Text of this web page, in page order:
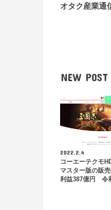
オタク産業通
NEW POST
2022.2.4
コーエーテクモ
マスター版の販
利益387億円 令